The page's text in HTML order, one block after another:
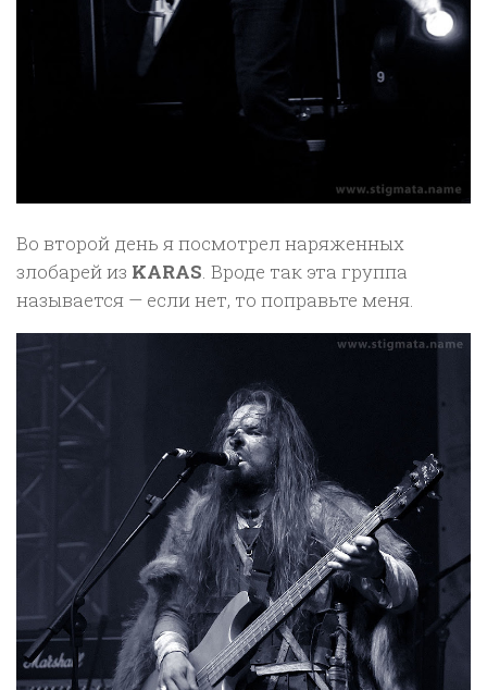
Во второй день я посмотрел наряженных
злобарей из KARAS. Вроде так эта группа
называется — если нет, то поправьте меня.